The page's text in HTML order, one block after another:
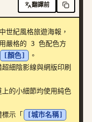
翻譯前
世紀風格旅遊海報，
嚴格的 3 色配色方
[顏色]
。
細陰影線與網版印刷
示「
[城市名稱]